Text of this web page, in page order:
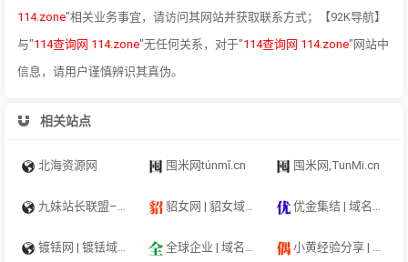
114.zone"相关业务事宜，请访问其网站并获取联系方式；【92K导航】
与"114查询网 114.zone"无任何关系，对于"114查询网 114.zone"网站中
信息，请用户谨慎辨识其真伪。
相关站点
北海资源网 囤米网túnmǐ.cn 囤米网,TunMi.cn
九妹站长联盟–九妹自助链,免费收录网站的自助友情链接平台 貂女网 | 貂女域名含义组词,站长联盟,APP,网站建设,广告互链,广告互投,互助联盟,广告联盟,流量联盟,自助友情链接,自助网站收录,域名收藏,域名海报,商标知识,商标注册,双拼域名,四声母域名,学习日记,商标制作,小黄经验分享,www.diaonv.com 优金集结 | 域名收藏,域名海报,商标知识,商标注册,双拼域名,四声母域名,学习日记,商标制作,小黄经验分享,www.ujjj.cn
镀铥网 | 镀铥域名含义组词,域名收藏,域名海报,商标知识,商标注册,双拼域名,四声母域名,学习日记,商标制作,小黄经验分享,www.dudiu.com 全球企业 | 域名收藏,域名海报,商标知识,商标注册,双拼域名,四声母域名,学习日记,商标制作,小黄经验分享,www.qqqy.cn 小黄经验分享 | 偶人人人,域名收藏,域名海报,商标知识,商标注册,双拼域名,四声母域名,学习日记,商标制作,小黄经验分享,www.orrr.cn